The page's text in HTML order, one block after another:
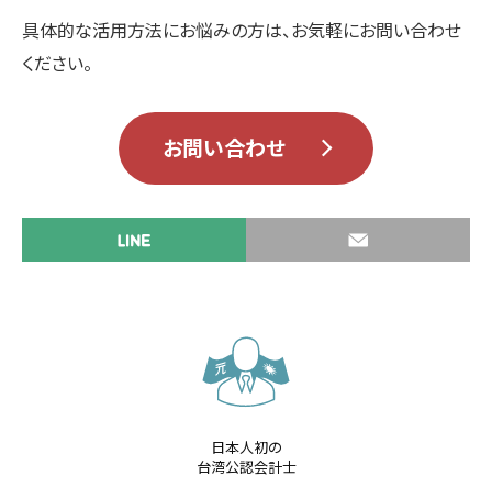
具体的な活用方法にお悩みの方は、お気軽にお問い合わせ
ください。
お問い合わせ
日本人初の
台湾公認会計士